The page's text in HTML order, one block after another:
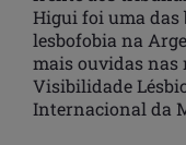
Higui foi uma das
lesbofobia na
mais ouvidas nas
Visibilidade
Internacional da